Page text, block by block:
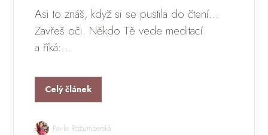
Asi to znáš, když si se pustila do čtení…
Zavřeš oči. Někdo Tě vede meditací
a říká:...
Celý článek
Pavla Rožumberská